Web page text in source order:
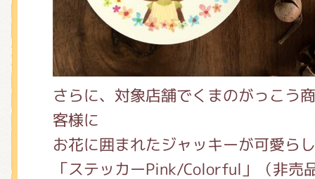
さらに、対象店舗でくまのがっこう
客様に
お花に囲まれたジャッキーが可愛ら
「ステッカーPink/Colorful」（非売